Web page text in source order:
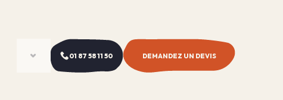
01 87 58 11 50 DEMANDEZ UN DEVIS